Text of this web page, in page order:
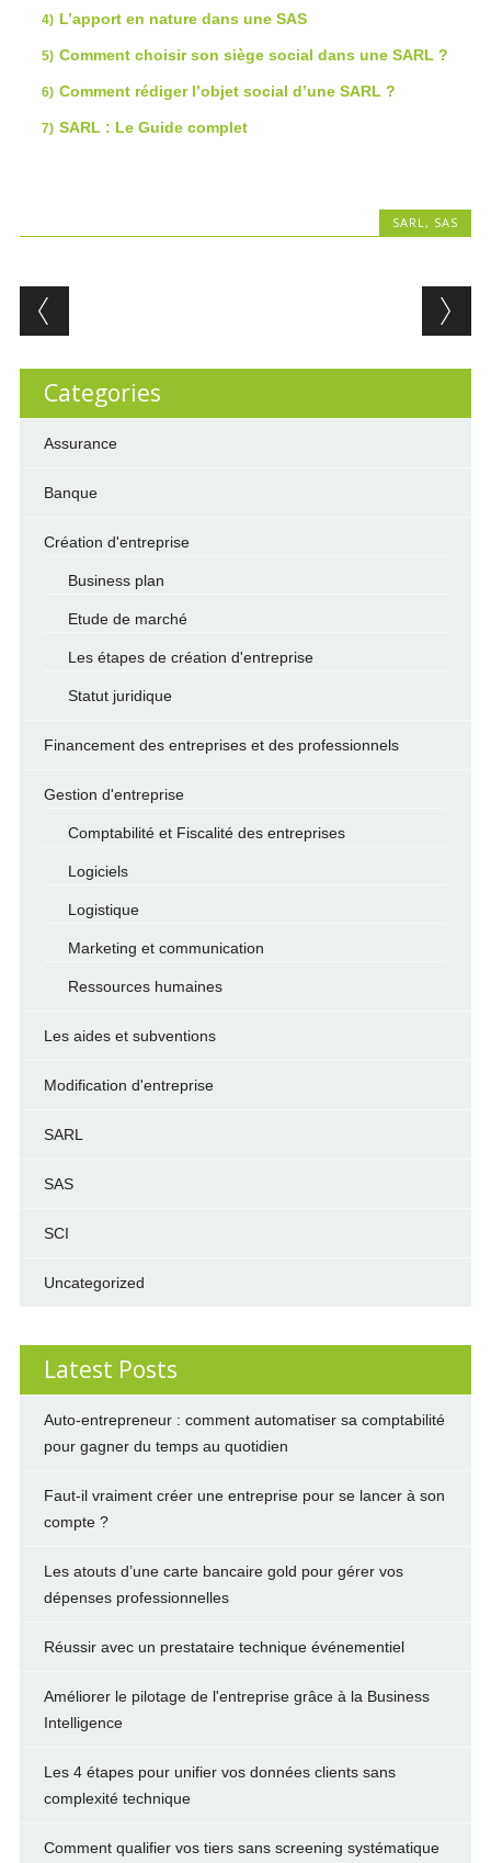
L’apport en nature dans une SAS
Comment choisir son siège social dans une SARL ?
Comment rédiger l’objet social d’une SARL ?
SARL : Le Guide complet
SARL , SAS
Post navigation
Categories
Assurance
Banque
Création d'entreprise
Business plan
Etude de marché
Les étapes de création d'entreprise
Statut juridique
Financement des entreprises et des professionnels
Gestion d'entreprise
Comptabilité et Fiscalité des entreprises
Logiciels
Logistique
Marketing et communication
Ressources humaines
Les aides et subventions
Modification d'entreprise
SARL
SAS
SCI
Uncategorized
Latest Posts
Auto-entrepreneur : comment automatiser sa comptabilité
pour gagner du temps au quotidien
Faut-il vraiment créer une entreprise pour se lancer à son
compte ?
Les atouts d’une carte bancaire gold pour gérer vos
dépenses professionnelles
Réussir avec un prestataire technique événementiel
Améliorer le pilotage de l'entreprise grâce à la Business
Intelligence
Les 4 étapes pour unifier vos données clients sans
complexité technique
Comment qualifier vos tiers sans screening systématique